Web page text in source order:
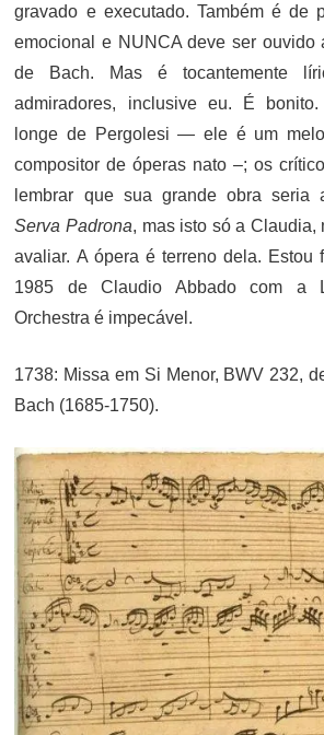
gravado e executado. Também é de
emocional e NUNCA deve ser ouvido
de Bach. Mas é tocantemente
admiradores, inclusive eu. É
longe de Pergolesi — ele é um
compositor de óperas nato –; os
lembrar que sua grande obra seria
Serva Padrona, mas isto só a Claudia,
avaliar. A ópera é terreno dela. Estou
1985 de Claudio Abbado com a
Orchestra é impecável.
1738: Missa em Si Menor, BWV 232,
Bach (1685-1750).